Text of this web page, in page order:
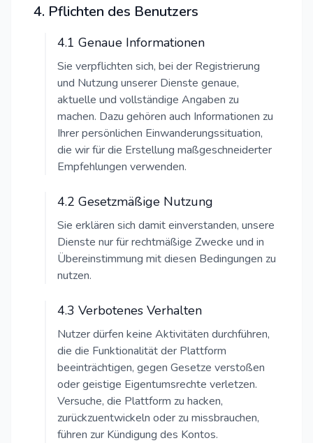
4. Pflichten des Benutzers
4.1 Genaue Informationen
Sie verpflichten sich, bei der Registrierung
und Nutzung unserer Dienste genaue,
aktuelle und vollständige Angaben zu
machen. Dazu gehören auch Informationen zu
Ihrer persönlichen Einwanderungssituation,
die wir für die Erstellung maßgeschneiderter
Empfehlungen verwenden.
4.2 Gesetzmäßige Nutzung
Sie erklären sich damit einverstanden, unsere
Dienste nur für rechtmäßige Zwecke und in
Übereinstimmung mit diesen Bedingungen zu
nutzen.
4.3 Verbotenes Verhalten
Nutzer dürfen keine Aktivitäten durchführen,
die die Funktionalität der Plattform
beeinträchtigen, gegen Gesetze verstoßen
oder geistige Eigentumsrechte verletzen.
Versuche, die Plattform zu hacken,
zurückzuentwickeln oder zu missbrauchen,
führen zur Kündigung des Kontos.